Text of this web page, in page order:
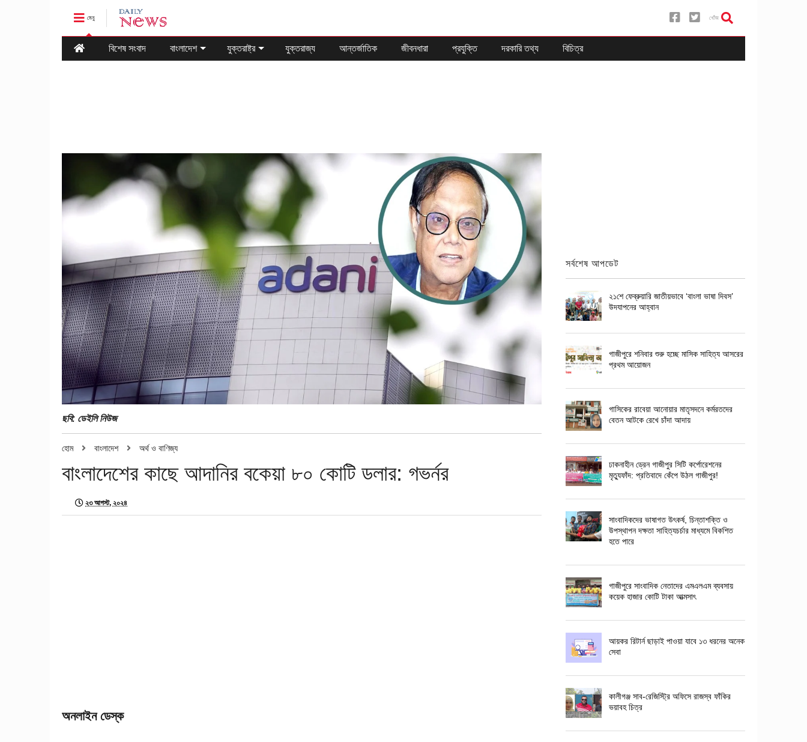
মেনু খোঁজ
বিশেষ সংবাদ বাংলাদেশ যুক্তরাষ্ট্র যুক্তরাজ্য আন্তর্জাতিক জীবনধারা প্রযুক্তি দরকারি তথ্য বিচিত্র
ছবি: ডেইলি নিউজ
হোম বাংলাদেশ অর্থ ও বাণিজ্য
বাংলাদেশের কাছে আদানির বকেয়া ৮০ কোটি ডলার: গভর্নর
২৩ আগস্ট, ২০২৪
অনলাইন ডেস্ক
সর্বশেষ আপডেট
২১শে ফেব্রুয়ারি জাতীয়ভাবে ‘বাংলা ভাষা দিবস’
উদযাপনের আহ্বান
গাজীপুরে শনিবার শুরু হচ্ছে মাসিক সাহিত্য আসরের
প্রথম আয়োজন
গাসিকের রাবেয়া আনোয়ার মাতৃসদনে কর্মরতদের
বেতন আটকে রেখে চাঁদা আদায়
ঢাকনাহীন ড্রেন গাজীপুর সিটি কর্পোরেশনের
মৃত্যুফাঁদ: প্রতিবাদে কেঁপে উঠল গাজীপুর!
সাংবাদিকদের ভাষাগত উৎকর্ষ, চিন্তাশক্তি ও
উপস্থাপন দক্ষতা সাহিত্যচর্চার মাধ্যমে বিকশিত
হতে পারে
গাজীপুরে সাংবাদিক নেতাদের এমএলএম ব্যবসায়
কয়েক হাজার কোটি টাকা আত্মসাৎ
আয়কর রিটার্ন ছাড়াই পাওয়া যাবে ১৩ ধরনের অনেক
সেবা
কালীগঞ্জ সাব-রেজিস্ট্রি অফিসে রাজস্ব ফাঁকির
ভয়াবহ চিত্র